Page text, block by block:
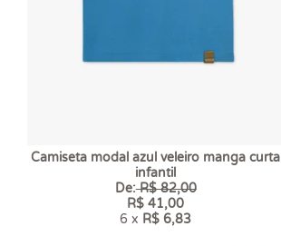
Camiseta modal azul veleiro manga curta
infantil
De:R$ 82,00
R$ 41,00
6 x R$ 6,83